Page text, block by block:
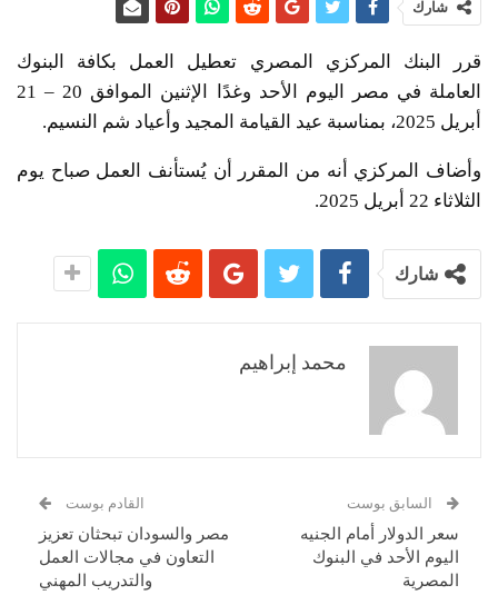
شارك
قرر البنك المركزي المصري تعطيل العمل بكافة البنوك
العاملة في مصر اليوم الأحد وغدًا الإثنين الموافق 20 – 21
أبريل 2025، بمناسبة عيد القيامة المجيد وأعياد شم النسيم.
وأضاف المركزي أنه من المقرر أن يُستأنف العمل صباح يوم
الثلاثاء 22 أبريل 2025.
شارك
محمد إبراهيم
السابق بوست
سعر الدولار أمام الجنيه
اليوم الأحد في البنوك
المصرية
القادم بوست
مصر والسودان تبحثان تعزيز
التعاون في مجالات العمل
والتدريب المهني